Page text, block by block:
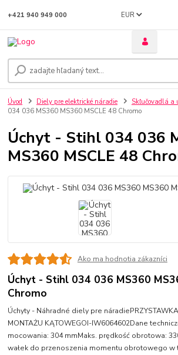
EUR
+421 940 949 000
Úvod Diely pre elektrické náradie Skľučovadlá a
034 036 MS360 MS360 MSCLE 48 Chromo
Úchyt - Stihl 034 036
MS360 MSCLE 48
Ako ma hodnotia zákazníci
Úchyt - Stihl 034 036 MS360
Chromo
Úchyty - Náhradné diely pre
MONTAŻU KĄTOWEGOI-IW6064602Dane
mocowania: 304 mmMaks. prędkość obrotowa:
wałek do przenoszenia momentu obrotowego w